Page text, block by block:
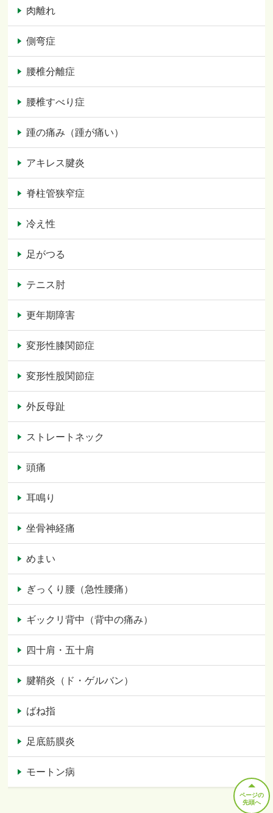
肉離れ
側弯症
腰椎分離症
腰椎すべり症
踵の痛み（踵が痛い）
アキレス腱炎
脊柱管狭窄症
冷え性
足がつる
テニス肘
更年期障害
変形性膝関節症
変形性股関節症
外反母趾
ストレートネック
頭痛
耳鳴り
坐骨神経痛
めまい
ぎっくり腰（急性腰痛）
ギックリ背中（背中の痛み）
四十肩・五十肩
腱鞘炎（ド・ゲルバン）
ばね指
足底筋膜炎
モートン病
ページの
先頭へ